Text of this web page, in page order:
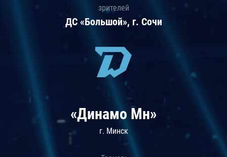
зрителей
ДС «Большой», г. Сочи
«Динамо Мн»
г. Минск